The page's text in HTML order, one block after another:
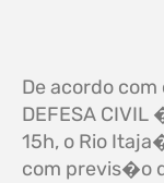
De acordo
DEFESA CIVIL
15h, o Rio
com previs�o